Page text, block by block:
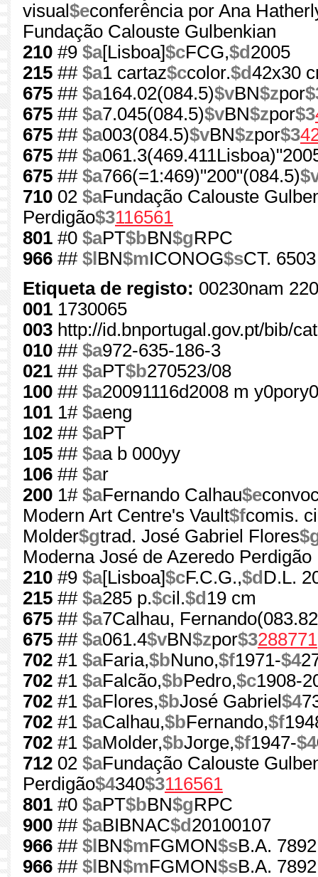
visual$econferência por Ana
Fundação Calouste Gulbenkian
210 #9 $a[Lisboa]$cFCG,$d 2005
215 ## $a1 cartaz$ccolor.$d42x30
675 ## $a164.02(084.5)$vBN$zpor
675 ## $a7.045(084.5)$vBN$zpor$3
675 ## $a003(084.5)$vBN$zpor$3
675 ## $a
675 ## $a766(=1:469)"200"(084.5)
710 02 $aFundação Calouste
Perdigão$3116561
801 #0 $aPT$bBN$gRPC
966 ## $l BN$mICONOG$sCT.
Etiqueta de registo: 00230nam
001 1730065
003 http://id.bnportugal.gov.pt/bib/
010 ## $a972-635-186-3
021 ## $aPT$b270523/08
100 ## $a20091116d2008 m
101 1# $aeng
102 ## $aPT
105 ## $aa b 000yy
106 ## $ar
200 1# $aFernando Calhau$e
Modern Art Centre's Vault$fcomis.
Molder$gtrad. José Gabriel Flores
Moderna José de Azeredo Perdigão
210 #9 $a[Lisboa]$cF.C.G.,$d D.L.
215 ## $a285 p.$cil.$d 19 cm
675 ## $a7Calhau,
675 ## $a061.4$vBN$zpor$3288771
702 #1 $aFaria,$bNuno,$f1971-$4
702 #1 $aFalcão,$bPedro,$c1908-
702 #1 $aFlores,$bJosé Gabriel $4
702 #1 $aCalhau,$bFernando,$f
702 #1 $aMolder,$bJorge,$f1947-$4
712 02 $aFundação Calouste
Perdigão$4340$3116561
801 #0 $aPT$bBN$gRPC
900 ## $aBIBNAC$d 20100107
966 ## $l BN$mFGMON$sB.A.
966 ## $l BN$mFGMON$sB.A.